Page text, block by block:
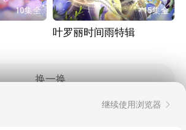
10集全 15集全
叶罗丽时间雨特辑
换一换
继续使用浏览器